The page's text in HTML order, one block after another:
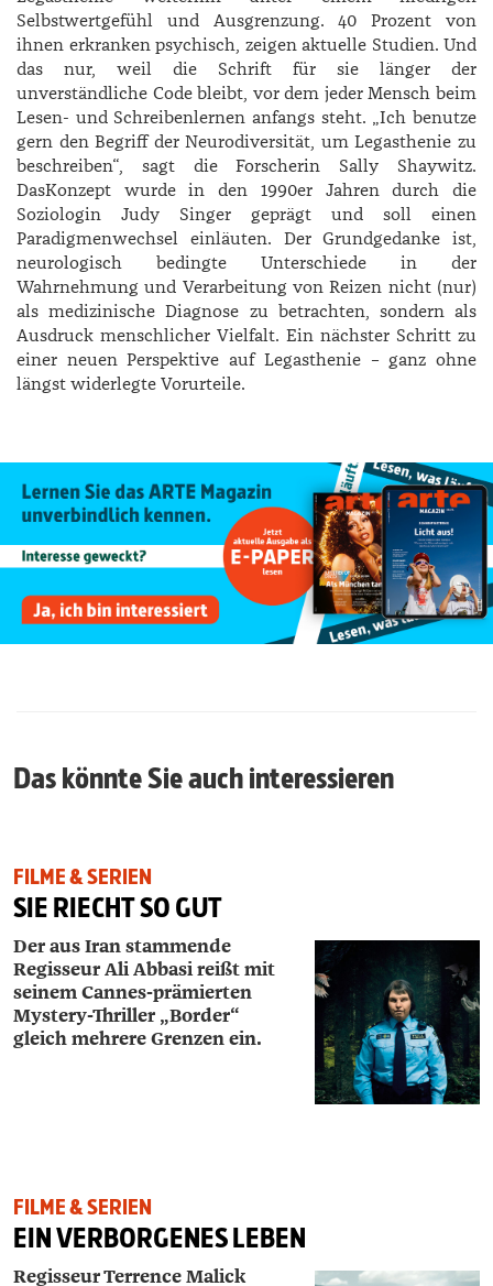
Selbstwertgefühl und Ausgrenzung. 40 Prozent von
ihnen erkranken psychisch, zeigen aktuelle Studien. Und
das nur, weil die Schrift für sie länger der
unverständliche Code bleibt, vor dem jeder Mensch beim
Lesen- und Schreibenlernen anfangs steht. „Ich benutze
gern den Begriff der Neurodiversität, um Legasthenie zu
beschreiben“, sagt die Forscherin ­Sally ­Shaywitz.
DasKonzept wurde in den 1990er Jahren durch die
Soziologin Judy Singer geprägt und soll einen
Paradigmenwechsel einläuten. Der Grundgedanke ist,
neurologisch bedingte Unterschiede in der
Wahrnehmung und Verarbeitung von Reizen nicht (nur)
als medizinische Diagnose zu betrachten, sondern als
Ausdruck menschlicher Vielfalt. Ein nächster Schritt zu
einer neuen Perspektive auf Legasthenie – ganz ohne
längst widerlegte Vorurteile.
Das könnte Sie auch interessieren
FILME & SERIEN
SIE RIECHT SO GUT
Der aus Iran stammende
Regisseur Ali Abbasi reißt mit
seinem Cannes-prämierten
Mystery-­Thriller „Border“
gleich mehrere Grenzen ein.
FILME & SERIEN
EIN VERBORGENES LEBEN
Regisseur Terrence Malick